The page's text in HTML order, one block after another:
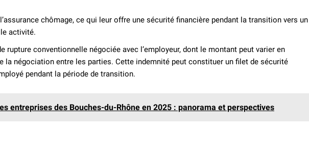
chômage, ce qui leur offre une sécurité financière pendant la transition vers un
activité.
rupture conventionnelle négociée avec l’employeur, dont le montant peut varier en
la négociation entre les parties. Cette indemnité peut constituer un filet de sécurité
pendant la période de transition.
entreprises des Bouches-du-Rhône en 2025 : panorama et perspectives